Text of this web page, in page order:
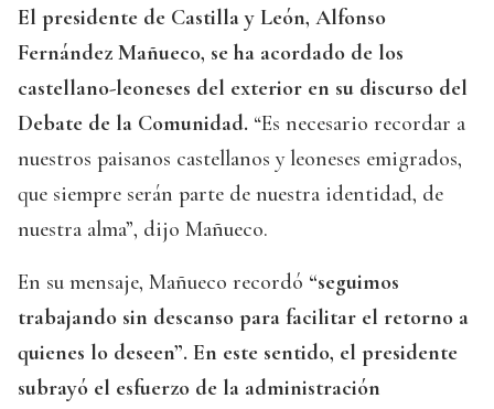
El presidente de Castilla y León, Alfonso
Fernández Mañueco, se ha acordado de los
castellano-leoneses del exterior en su discurso del
Debate de la Comunidad. “Es necesario recordar a
nuestros paisanos castellanos y leoneses emigrados,
que siempre serán parte de nuestra identidad, de
nuestra alma”, dijo Mañueco.
En su mensaje, Mañueco recordó “seguimos
trabajando sin descanso para facilitar el retorno a
quienes lo deseen”. En este sentido, el presidente
subrayó el esfuerzo de la administración